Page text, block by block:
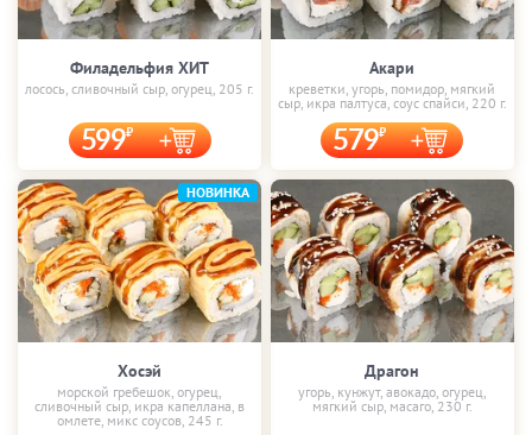
Филадельфия ХИТ
лосось, сливочный сыр, огурец, 205 г.
599
Акари
креветки, угорь, помидор, мягкий
сыр, икра палтуса, соус спайси, 220 г.
579
Хосэй
морской гребешок, огурец,
сливочный сыр, икра капеллана, в
омлете, микс соусов, 245 г.
НОВИНКА
Драгон
угорь, кунжут, авокадо, огурец,
мягкий сыр, масаго, 230 г.